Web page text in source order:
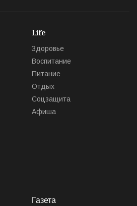
Life
Здоровье
Воспитание
Питание
Отдых
Соцзащита
Афиша
Газета